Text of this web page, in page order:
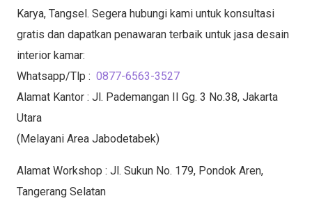
Karya, Tangsel. Segera hubungi kami untuk konsultasi
gratis dan dapatkan penawaran terbaik untuk jasa desain
interior kamar:
Whatsapp/Tlp : 0877-6563-3527
Alamat Kantor : Jl. Pademangan II Gg. 3 No.38, Jakarta
Utara
(Melayani Area Jabodetabek)
Alamat Workshop : Jl. Sukun No. 179, Pondok Aren,
Tangerang Selatan